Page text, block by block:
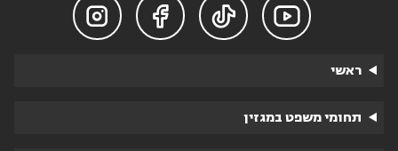




ראשי
תחומי משפט במגזין